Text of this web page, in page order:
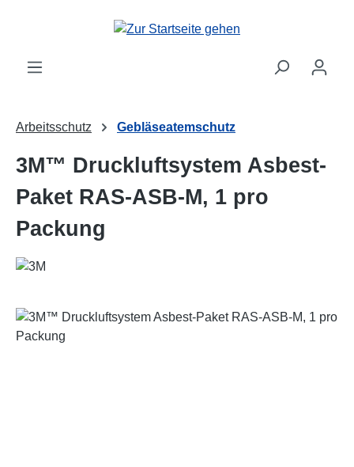
Zum Hauptinhalt springen
Arbeitsschutz Gebläseatemschutz
3M™ Druckluftsystem Asbest-
Paket RAS-ASB-M, 1 pro
Packung
Bildergalerie überspringen